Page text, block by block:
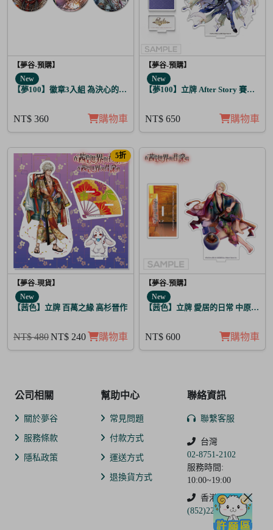
【夢谷-預購】
New
【夢100】徽章3入組 為決心的落幕獻上愛之歌 阿波羅
NT$ 360 購物車
【夢谷-預購】
New
【夢100】立牌 After Story 賽菲爾
NT$ 650 購物車
5折
【夢谷-現貨】
New
【茜色】立牌 百萬之緣 高杉晉作
NT$ 480NT$ 240 購物車
【夢谷-預購】
New
【茜色】立牌 愛居的日常 中原中也
NT$ 600 購物車
公司相關
關於夢谷
服務條款
隱私政策
幫助中心
常見問題
付款方式
運送方式
退換貨方式
聯絡資訊
聯繫客服
台灣
02-8751-2102
服務時間:
10:00~19:00
香港
(852)2250-9311